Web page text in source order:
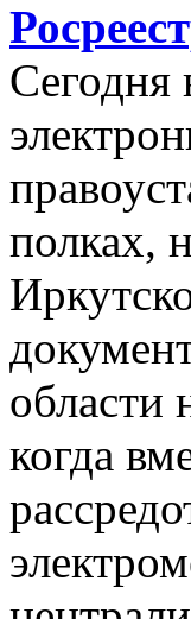
Сегодня
полках,
области
когда